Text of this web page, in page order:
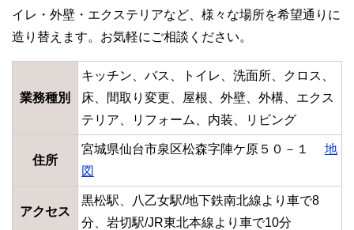
イレ・外壁・エクステリアなど、様々な場所を希望通りに
造り替えます。お気軽にご相談ください。
業務種別
キッチン、バス、トイレ、洗面所、クロス、
床、間取り変更、屋根、外壁、外構、エクス
テリア、リフォーム、内装、リビング
住所
宮城県仙台市泉区松森字陣ケ原５０－１ 地
図
アクセス
黒松駅、八乙女駅/地下鉄南北線より車で8
分、岩切駅/JR東北本線より車で10分